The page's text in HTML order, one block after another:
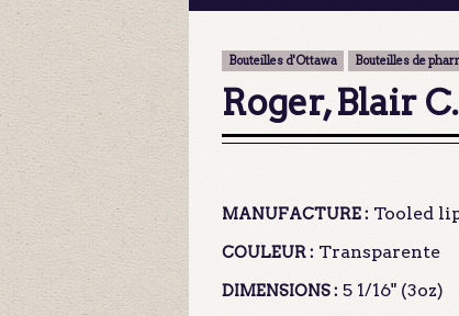
Bouteilles d'Ottawa Bouteilles de
Roger, Blair
MANUFACTURE : Tooled
COULEUR : Transparente
DIMENSIONS : 5 1/16" (3oz)